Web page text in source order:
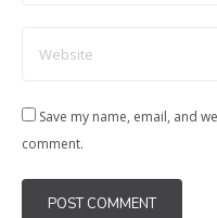
Save my name, email, and
comment.